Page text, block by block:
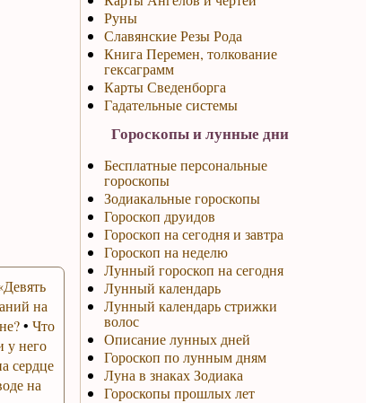
на
• Что
у него
сердце
на
Руны
Славянские Резы Рода
Книга Перемен, толкование
гексаграмм
Карты Сведенборга
Гадательные системы
Гороскопы и лунные дни
Бесплатные персональные
гороскопы
Зодиакальные гороскопы
Гороскоп друидов
Гороскоп на сегодня и завтра
Гороскоп на неделю
Лунный гороскоп на сегодня
Лунный календарь
Лунный календарь стрижки
волос
Описание лунных дней
Гороскоп по лунным дням
Луна в знаках Зодиака
Гороскопы прошлых лет